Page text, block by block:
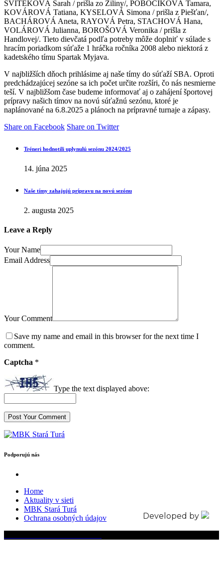
SVITEKOVÁ Sarah / prišla zo Žiliny/, POBOČÍKOVÁ Tamara,
KOVÁROVÁ Tatiana, KYSELOVÁ Simona / prišla z Piešťan/,
BACHÁROVÁ Aneta, RAYOVÁ Petra, STACHOVÁ Hana,
VOLÁROVÁ Julianna, BOROŠOVÁ Veronika / prišla z
Handlovej/. Tieto dievčatá podľa potreby môže doplniť v súlade s
hracím poriadkom súťaže 1 hráčka ročníka 2008 alebo niektorá z
kadetského tímu Spartak Myjava.
V najbližších dňoch prihlásime aj naše tímy do súťaží SBA. Oproti
predchádzajúcej sezóne sa ich počet určite rozšíri, čo nás nesmierne
teší. V najbližšom čase budeme informovať aj o zahájení športovej
prípravy našich tímov na novú súťažnú sezónu, ktoré je
naplánované na 6.8.2025 a plánoch na prípravné turnaje a zápasy.
Share on Facebook Share on Twitter
Tréneri hodnotili uplynulú sezónu 2024/2025
14. júna 2025
Naše tímy zahajujú prípravu na novú sezónu
2. augusta 2025
Leave a Reply
Your Name
Email Address
Your Comment
Save my name and email in this browser for the next time I
comment.
Captcha *
Type the text displayed above:
Podporujú nás
Home
Aktuality v sieti
MBK Stará Turá
Ochrana osobných údajov
Developed by